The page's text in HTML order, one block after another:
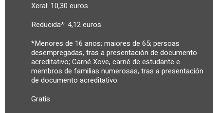
Xeral: 10,30 euros
Reducida*: 4,12 euros
*Menores de 16 anos; maiores de 65; persoas
desempregadas, tras a presentación de documento
acreditativo; Carné Xove, carné de estudante e
membros de familias numerosas, tras a presentación
de documento acreditativo.
Gratis